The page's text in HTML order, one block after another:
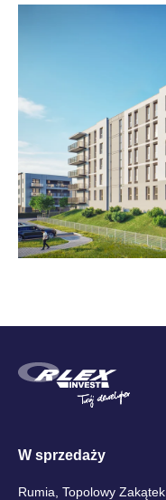
W sprzedaży
Rumia, Topolowy Zakątek